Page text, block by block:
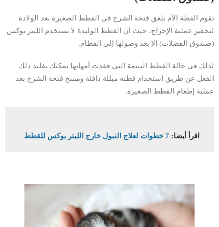
تقوم القطة الأم بلعق فتحة الشرج في القطط الصغيرة بعد الولادة
لتحفيز عملية الإخراج، حيث ان القطط الوليدة لا تستخدم الليتر بوكس
(صندوق الفضلات) إلا بعد وصولها إلى الفطام.
لذلك في حالة القطط اليتيمة التي فقدت أمهاتها يمكنك تقليد ذلك
الفعل عن طريق استخدام قطنة مبللة دافئة ومسح فتحة الشرج بعد
عملية إطعام القطط الصغيرة.
اقرأ أيضا: 7 خطوات لعلاج التبول خارج الليتر بوكس للقطط